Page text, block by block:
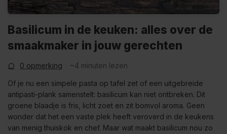
Basilicum in de keuken: alles over de
smaakmaker in jouw gerechten
0 opmerking ~4 minuten lezen
Of je nu een simpele pasta op tafel zet of een uitgebreide
antipasti-plank samenstelt: basilicum kan niet ontbreken. Dit
groene blaadje is fris, licht zoet en zit bomvol aroma. Geen
wonder dat het een vaste plek heeft veroverd in de keukens
van menig thuiskok en chef. Maar wat maakt basilicum nou zo